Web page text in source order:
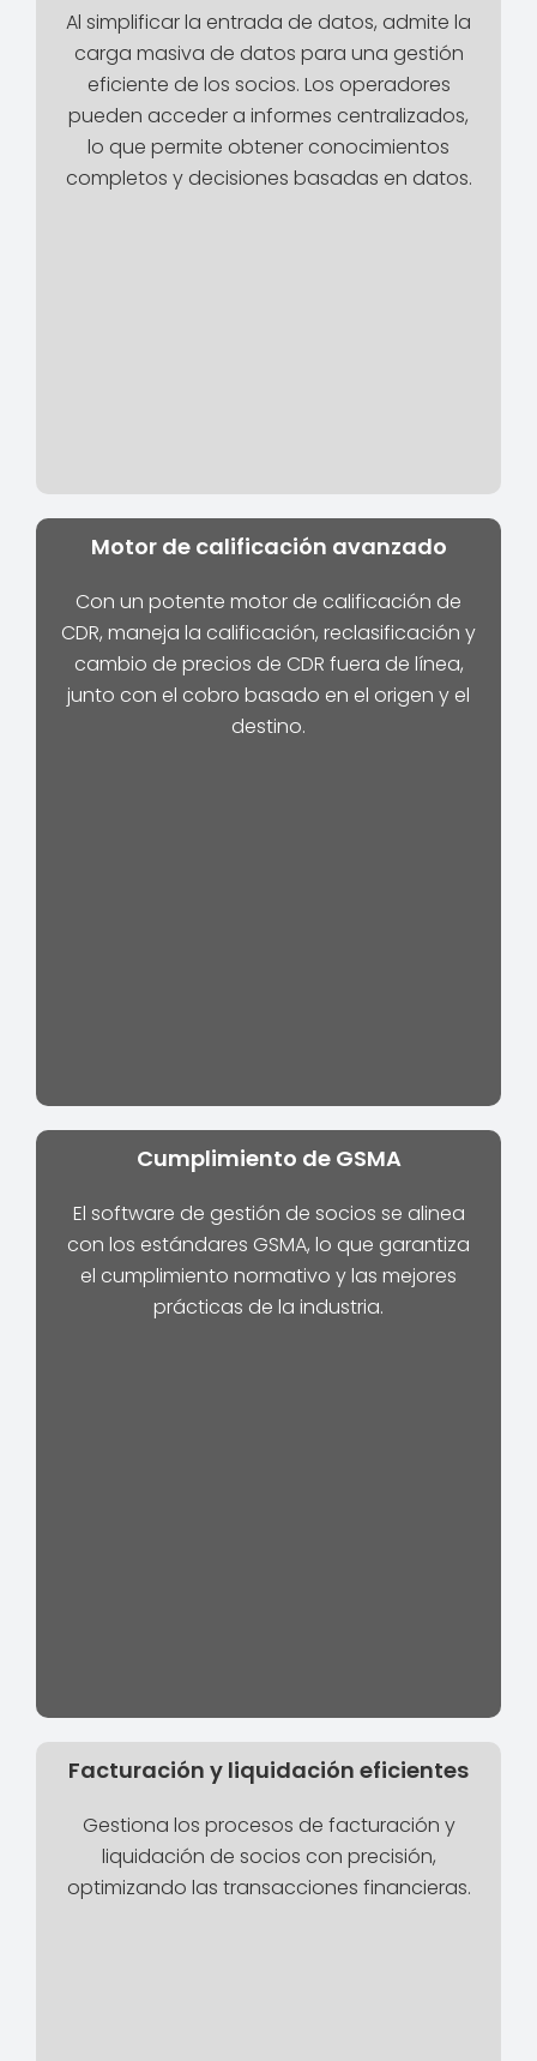
Al simplificar la entrada de datos, admite la
carga masiva de datos para una gestión
eficiente de los socios. Los operadores
pueden acceder a informes centralizados,
lo que permite obtener conocimientos
completos y decisiones basadas en datos.
Motor de calificación avanzado
Con un potente motor de calificación de
CDR, maneja la calificación, reclasificación y
cambio de precios de CDR fuera de línea,
junto con el cobro basado en el origen y el
destino.
Cumplimiento de GSMA
El software de gestión de socios se alinea
con los estándares GSMA, lo que garantiza
el cumplimiento normativo y las mejores
prácticas de la industria.
Facturación y liquidación eficientes
Gestiona los procesos de facturación y
liquidación de socios con precisión,
optimizando las transacciones financieras.